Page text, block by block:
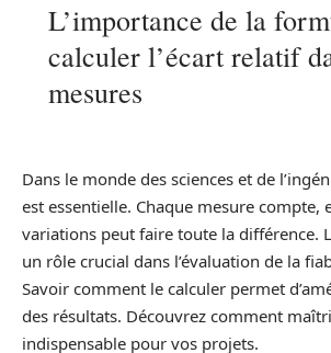
L’importance de la
calculer l’écart relatif
mesures
Dans le monde des sciences et de
est essentielle. Chaque mesure compte,
variations peut faire toute la différence.
un rôle crucial dans l’évaluation de la
Savoir comment le calculer permet
des résultats. Découvrez comment
indispensable pour vos projets.